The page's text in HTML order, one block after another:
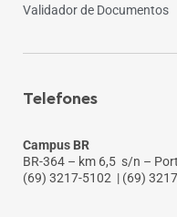
Validador de Documentos
Telefones
Campus BR
BR-364 – km 6,5 s/n –
(69) 3217-5102 | (69)